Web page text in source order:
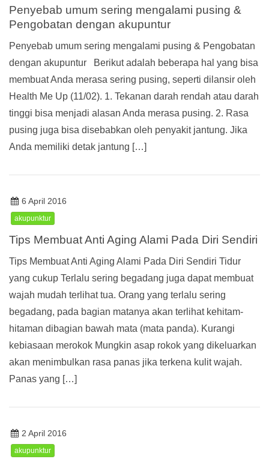
Penyebab umum sering mengalami pusing &
Pengobatan dengan akupuntur
Penyebab umum sering mengalami pusing & Pengobatan
dengan akupuntur Berikut adalah beberapa hal yang bisa
membuat Anda merasa sering pusing, seperti dilansir oleh
Health Me Up (11/02). 1. Tekanan darah rendah atau darah
tinggi bisa menjadi alasan Anda merasa pusing. 2. Rasa
pusing juga bisa disebabkan oleh penyakit jantung. Jika
Anda memiliki detak jantung […]
6 April 2016
akupunktur
Tips Membuat Anti Aging Alami Pada Diri Sendiri
Tips Membuat Anti Aging Alami Pada Diri Sendiri Tidur
yang cukup Terlalu sering begadang juga dapat membuat
wajah mudah terlihat tua. Orang yang terlalu sering
begadang, pada bagian matanya akan terlihat kehitam-
hitaman dibagian bawah mata (mata panda). Kurangi
kebiasaan merokok Mungkin asap rokok yang dikeluarkan
akan menimbulkan rasa panas jika terkena kulit wajah.
Panas yang […]
2 April 2016
akupunktur